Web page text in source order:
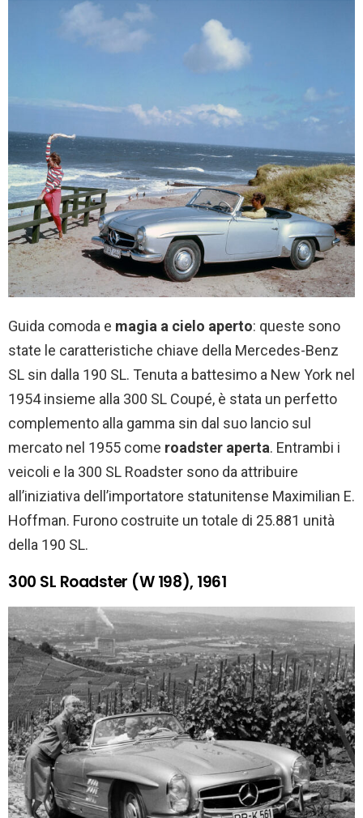
Guida comoda e magia a cielo aperto: queste sono
state le caratteristiche chiave della Mercedes-Benz
SL sin dalla 190 SL. Tenuta a battesimo a New York nel
1954 insieme alla 300 SL Coupé, è stata un perfetto
complemento alla gamma sin dal suo lancio sul
mercato nel 1955 come roadster aperta. Entrambi i
veicoli e la 300 SL Roadster sono da attribuire
all’iniziativa dell’importatore statunitense Maximilian E.
Hoffman. Furono costruite un totale di 25.881 unità
della 190 SL.
300 SL Roadster (W 198), 1961